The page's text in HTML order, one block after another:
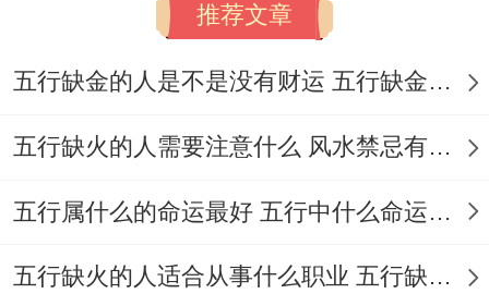
推荐文章
五行缺金的人是不是没有财运 五行缺金的人命运好不好
五行缺火的人需要注意什么 风水禁忌有哪些
五行属什么的命运最好 五行中什么命运势旺盛
五行缺火的人适合从事什么职业 五行缺火的人适合从事的职业有哪些